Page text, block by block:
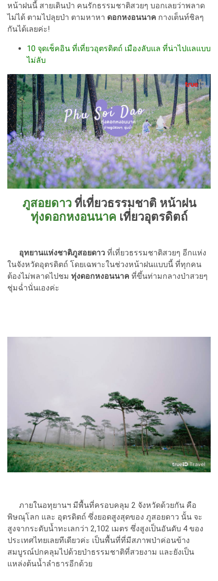
หน้าฝนนี้ สายเดินป่า คนรักธรรมชาติสวยๆ บอกเลยว่าพลาด
ไม่ได้ ตามไปลุยป่า ตามหาหา ดอกหงอนนาค กางเต็นท์ชิลๆ
กันได้เลยค่ะ!
10 จุดเช็คอิน ที่เที่ยวอุตรดิตถ์ เมืองลับแล ที่น่าไปแลแบบ
ไม่ลับ
ภูสอยดาวที่เที่ยวธรรมชาติ หน้าฝน
ทุ่งดอกหงอนนาค เที่ยวอุตรดิตถ์
อุทยานแห่งชาติภูสอยดาว ที่เที่ยวธรรมชาติสวยๆ อีกแห่ง
ในจังหวัดอุตรดิตถ์ โดยเฉพาะในช่วงหน้าฝนแบบนี้ ที่ทุกคน
ต้องไม่พลาดไปชม ทุ่งดอกหงอนนาค ที่ขึ้นท่ามกลางป่าสวยๆ
ชุ่มฉ่ำนั่นเองค่ะ
ภายในอทุยานฯ มีพื้นที่ครอบคลุม 2 จังหวัดด้วยกัน คือ
พิษณุโลก และ อุตรดิตถ์ ซึ่งยอดสูงสุดของ ภูสอยดาว นั้น จะ
สูงจากระดับน้ำทะเลกว่า 2,102 เมตร ซึ่งสูงเป็นอันดับ 4 ของ
ประเทศไทยเลยทีเดียวค่ะ เป็นพื้นที่ที่มีสภาพป่าค่อนข้าง
สมบูรณ์ปกคลุมไปด้วยป่าธรรมชาติที่สวยงาม และยังเป็น
แหล่งต้นน้ำลำธารอีกด้วย